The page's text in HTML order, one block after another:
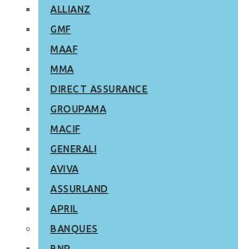
ALLIANZ
GMF
MAAF
MMA
DIRECT ASSURANCE
GROUPAMA
MACIF
GENERALI
AVIVA
ASSURLAND
APRIL
BANQUES